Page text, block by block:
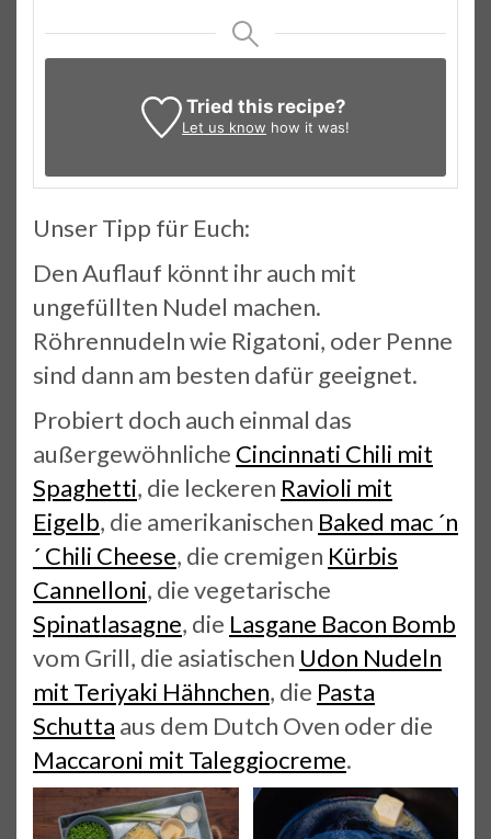
Tried this recipe?
Let us know how it was!
Unser Tipp für Euch:
Den Auflauf könnt ihr auch mit
ungefüllten Nudel machen.
Röhrennudeln wie Rigatoni, oder Penne
sind dann am besten dafür geeignet.
Probiert doch auch einmal das
außergewöhnliche Cincinnati Chili mit
Spaghetti, die leckeren Ravioli mit
Eigelb, die amerikanischen Baked mac ´n
´ Chili Cheese, die cremigen Kürbis
Cannelloni, die vegetarische
Spinatlasagne, die Lasgane Bacon Bomb
vom Grill, die asiatischen Udon Nudeln
mit Teriyaki Hähnchen, die Pasta
Schutta aus dem Dutch Oven oder die
Maccaroni mit Taleggiocreme.